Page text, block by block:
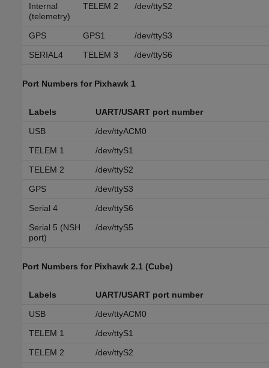
Internal
(telemetry)
TELEM 2 /dev/ttyS2
GPS GPS1
/dev/ttyS3
SERIAL4
TELEM 3 /dev/ttyS6
Port Numbers for Pixhawk 1
Labels
UART/USART port number
USB
/dev/ttyACM0
TELEM 1
/dev/ttyS1
TELEM 2
/dev/ttyS2
GPS
/dev/ttyS3
Serial 4
/dev/ttyS6
Serial 5 (NSH
port)
/dev/ttyS5
Port Numbers for Pixhawk 2.1 (Cube)
Labels
UART/USART port number
USB
/dev/ttyACM0
TELEM 1
/dev/ttyS1
TELEM 2
/dev/ttyS2